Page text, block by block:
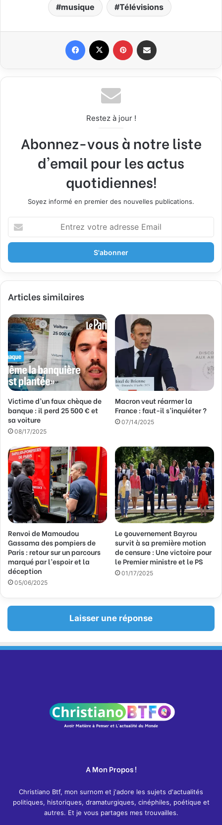
musique Télévisions
Restez à jour !
Abonnez-vous à notre liste
d'email pour les actus
quotidiennes!
Soyez informé en premier des nouvelles publications.
t
e
z
o
r
e
d
r
e
s
s
e
E
m
a
l
Articles similaires
Victime d’un faux chèque de
banque : il perd 25 500 € et
sa voiture
08/17/2025
Macron veut réarmer la
France : faut-il s’inquiéter ?
07/14/2025
Renvoi de Mamoudou
Gassama des pompiers de
Paris : retour sur un parcours
marqué par l’espoir et la
déception
05/06/2025
Le gouvernement Bayrou
survit à sa première motion
de censure : Une victoire pour
le Premier ministre et le PS
01/17/2025
Laisser une réponse
A Mon Propos !
Christiano Btf, mon surnom et j'adore les sujets d'actualités
politiques, historiques, dramaturgiques, cinéphiles, poétique et
autres. Et je vous partages mes trouvailles.